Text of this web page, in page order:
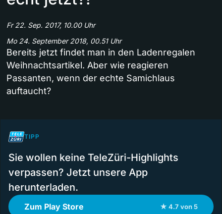
Fr 22. Sep. 2017, 10.00 Uhr
Mo 24. September 2018, 00.51 Uhr
Bereits jetzt findet man in den Ladenregalen
Weihnachtsartikel. Aber wie reagieren
Passanten, wenn der echte Samichlaus
auftaucht?
TIPP
Sie wollen keine TeleZüri-Highlights
verpassen? Jetzt unsere App
herunterladen.
Zum Play Store ★ 4.7 von 5